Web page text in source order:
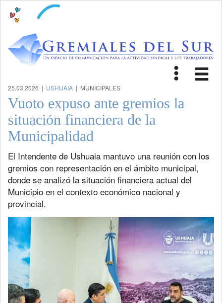
Toggle
25.03.2026 | USHUAIA | MUNICIPALES
Vuoto expuso ante gremios la
situación financiera de la
Municipalidad
El Intendente de Ushuaia mantuvo una reunión con los
gremios con representación en el ámbito municipal,
donde se analizó la situación financiera actual del
Municipio en el contexto económico nacional y
provincial.
Previous Next